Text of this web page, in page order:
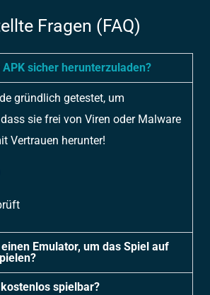
Fragen (FAQ)
APK sicher herunterzuladen?
gründlich getestet, um
sie frei von Viren oder Malware
Vertrauen herunter!
Emulator, um das Spiel auf
spielbar?